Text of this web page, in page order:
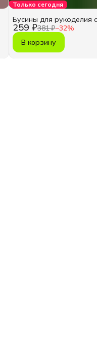
Только сегодня
259 ₽381 ₽−32%
Бусины для рукоделия
В корзину